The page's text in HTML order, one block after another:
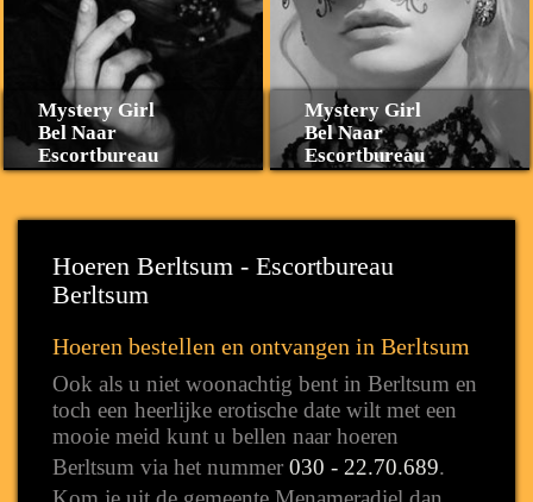
Mystery Girl
Bel Naar
Escortbureau
Mystery Girl
Bel Naar
Escortbureau
Hoeren Berltsum - Escortbureau
Berltsum
Hoeren bestellen en ontvangen in Berltsum
Ook als u niet woonachtig bent in Berltsum en
toch een heerlijke erotische date wilt met een
mooie meid kunt u bellen naar hoeren
Berltsum via het nummer 030 - 22.70.689.